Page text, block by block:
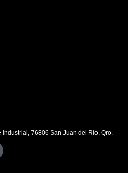
76806 San Juan del Río, Qro.